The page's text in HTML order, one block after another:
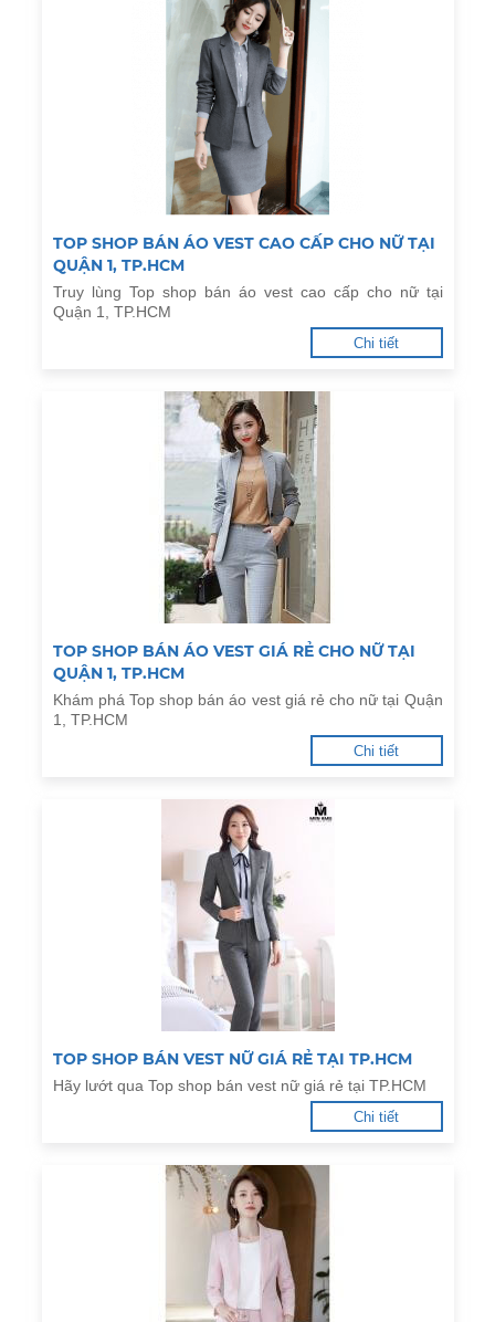
TOP SHOP BÁN ÁO VEST CAO CẤP CHO NỮ TẠI
QUẬN 1, TP.HCM
Truy lùng Top shop bán áo vest cao cấp cho nữ tại
Quận 1, TP.HCM
Chi tiết
TOP SHOP BÁN ÁO VEST GIÁ RẺ CHO NỮ TẠI
QUẬN 1, TP.HCM
Khám phá Top shop bán áo vest giá rẻ cho nữ tại Quận
1, TP.HCM
Chi tiết
TOP SHOP BÁN VEST NỮ GIÁ RẺ TẠI TP.HCM
Hãy lướt qua Top shop bán vest nữ giá rẻ tại TP.HCM
Chi tiết